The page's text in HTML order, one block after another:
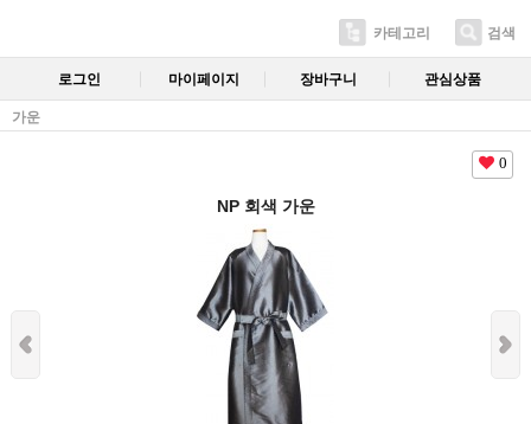
카테고리 검색
로그인 마이페이지 장바구니 관심상품
가운
0
NP 회색 가운